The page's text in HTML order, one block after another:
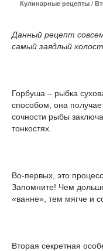
Кулинарные рецепты /
Данный рецепт
самый заядлый
Горбуша – рыбка
способом, она
сочности рыбы
тонкостях.
Во-первых, это
Запомните! Чем
«ванне», тем мягче и
Вторая секретная